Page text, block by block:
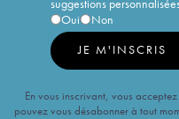
suggestions
Oui
Non
JE M'INSCRIS
En vous inscrivant, vous
pouvez vous désabonner à tout